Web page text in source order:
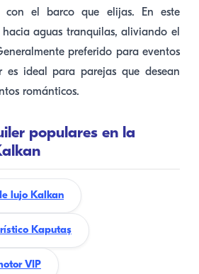
con el barco que elijas. En este
aguas tranquilas, aliviando el
preferido para eventos
es ideal para parejas que desean
románticos.
populares en la
lujo Kalkan
Kaputaş
VIP